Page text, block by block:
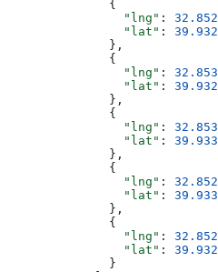
              {
                "lng"
: 32.852
                "lat"
: 39.932
              },
              {
                "lng"
: 32.853
                "lat"
: 39.932
              },
              {
                "lng"
: 32.853
                "lat"
: 39.933
              },
              {
                "lng"
: 32.852
                "lat"
: 39.933
              },
              {
                "lng"
: 32.852
                "lat"
: 39.932
              }